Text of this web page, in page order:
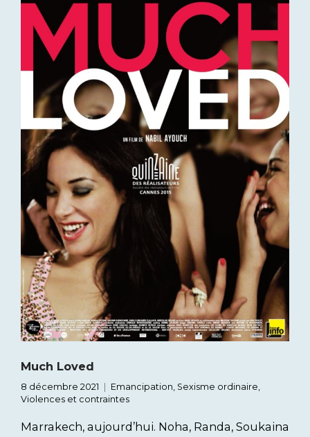
Much Loved
8 décembre 2021 Emancipation, Sexisme ordinaire,
Violences et contraintes
Marrakech, aujourd’hui. Noha, Randa, Soukaina